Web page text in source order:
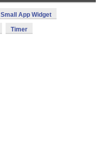
Small App Widget
Timer